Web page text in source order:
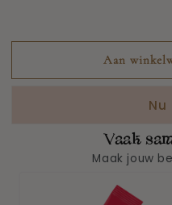
Zakjes
Aan
Nu
Vaak
Maak jouw